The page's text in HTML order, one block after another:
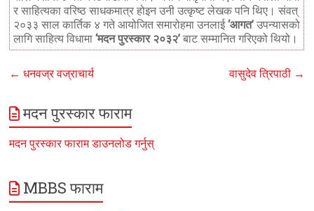
र साहित्यका वरिष्ठ साधकमात्र होइन उनी उत्कृष्ट लेखक पनि थिए। संवत्
२०३३ साल कार्तिक ४ गते आयोजित समारोहमा उनलाई‘आगत’ उपन्यासको
लागि साहित्य विधामा‘मदन पुरस्कार २०३२’ बाट सम्मानित गरिएको थियो।
← धनवज्र वज्राचार्य वासुदेव त्रिपाठी →
मदन पुरस्कार फाराम
मदन पुरस्कार फाराम डाउनलोड गर्नुस्
MBBS फाराम